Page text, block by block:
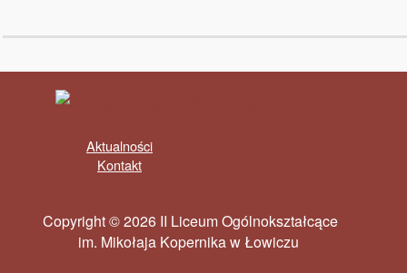
Aktualności
Kontakt
Copyright © 2026 II Liceum Ogólnokształcące
im. Mikołaja Kopernika w Łowiczu